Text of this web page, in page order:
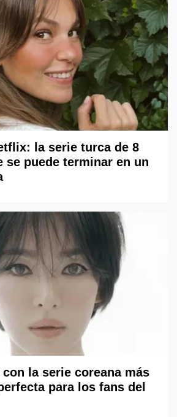
la serie turca de 8
se puede terminar en un
la serie coreana más
para los fans del